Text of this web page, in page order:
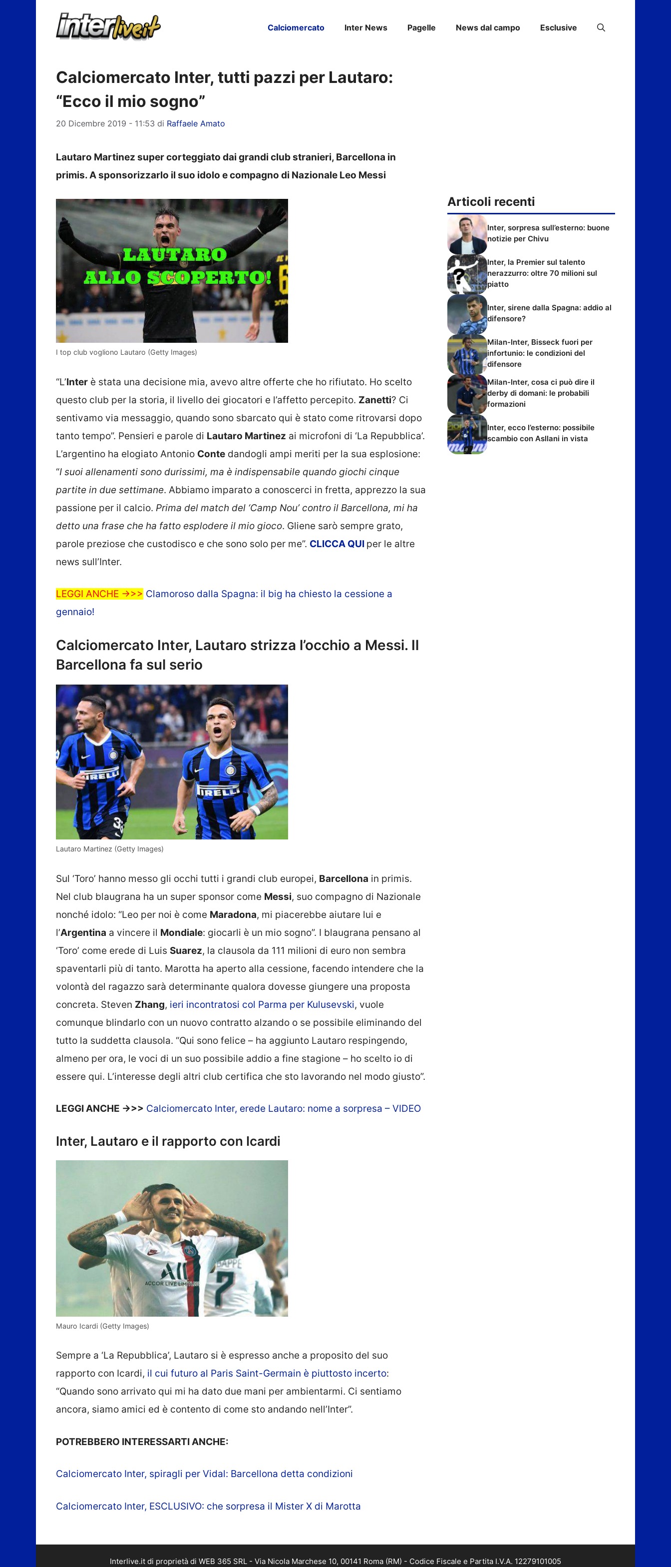
Calciomercato Inter News Pagelle News dal campo Esclusive
Calciomercato Inter, tutti pazzi per Lautaro:
“Ecco il mio sogno”
20 Dicembre 2019 - 11:53 di Raffaele Amato
Lautaro Martinez super corteggiato dai grandi club stranieri, Barcellona in
primis. A sponsorizzarlo il suo idolo e compagno di Nazionale Leo Messi
I top club vogliono Lautaro (Getty Images)
“L’Inter è stata una decisione mia, avevo altre offerte che ho rifiutato. Ho scelto
questo club per la storia, il livello dei giocatori e l’affetto percepito. Zanetti? Ci
sentivamo via messaggio, quando sono sbarcato qui è stato come ritrovarsi dopo
tanto tempo”. Pensieri e parole di Lautaro Martinez ai microfoni di ‘La Repubblica’.
L’argentino ha elogiato Antonio Conte dandogli ampi meriti per la sua esplosione:
“I suoi allenamenti sono durissimi, ma è indispensabile quando giochi cinque
partite in due settimane. Abbiamo imparato a conoscerci in fretta, apprezzo la sua
passione per il calcio. Prima del match del ‘Camp Nou’ contro il Barcellona, mi ha
detto una frase che ha fatto esplodere il mio gioco. Gliene sarò sempre grato,
parole preziose che custodisco e che sono solo per me”. CLICCA QUI per le altre
news sull’Inter.
LEGGI ANCHE ->>> Clamoroso dalla Spagna: il big ha chiesto la cessione a
gennaio!
Calciomercato Inter, Lautaro strizza l’occhio a Messi. Il
Barcellona fa sul serio
Lautaro Martinez (Getty Images)
Sul ‘Toro’ hanno messo gli occhi tutti i grandi club europei, Barcellona in primis.
Nel club blaugrana ha un super sponsor come Messi, suo compagno di Nazionale
nonché idolo: “Leo per noi è come Maradona, mi piacerebbe aiutare lui e
l’Argentina a vincere il Mondiale: giocarli è un mio sogno”. I blaugrana pensano al
‘Toro’ come erede di Luis Suarez, la clausola da 111 milioni di euro non sembra
spaventarli più di tanto. Marotta ha aperto alla cessione, facendo intendere che la
volontà del ragazzo sarà determinante qualora dovesse giungere una proposta
concreta. Steven Zhang, ieri incontratosi col Parma per Kulusevski, vuole
comunque blindarlo con un nuovo contratto alzando o se possibile eliminando del
tutto la suddetta clausola. “Qui sono felice – ha aggiunto Lautaro respingendo,
almeno per ora, le voci di un suo possibile addio a fine stagione – ho scelto io di
essere qui. L’interesse degli altri club certifica che sto lavorando nel modo giusto”.
LEGGI ANCHE ->>> Calciomercato Inter, erede Lautaro: nome a sorpresa – VIDEO
Inter, Lautaro e il rapporto con Icardi
Mauro Icardi (Getty Images)
Sempre a ‘La Repubblica’, Lautaro si è espresso anche a proposito del suo
rapporto con Icardi, il cui futuro al Paris Saint-Germain è piuttosto incerto:
“Quando sono arrivato qui mi ha dato due mani per ambientarmi. Ci sentiamo
ancora, siamo amici ed è contento di come sto andando nell’Inter”.
POTREBBERO INTERESSARTI ANCHE:
Calciomercato Inter, spiragli per Vidal: Barcellona detta condizioni
Calciomercato Inter, ESCLUSIVO: che sorpresa il Mister X di Marotta
Articoli recenti
Inter, sorpresa sull’esterno: buone
notizie per Chivu
Inter, la Premier sul talento
nerazzurro: oltre 70 milioni sul
piatto
Inter, sirene dalla Spagna: addio al
difensore?
Milan-Inter, Bisseck fuori per
infortunio: le condizioni del
difensore
Milan-Inter, cosa ci può dire il
derby di domani: le probabili
formazioni
Inter, ecco l’esterno: possibile
scambio con Asllani in vista
Interlive.it di proprietà di WEB 365 SRL - Via Nicola Marchese 10, 00141 Roma (RM) - Codice Fiscale e Partita I.V.A. 12279101005